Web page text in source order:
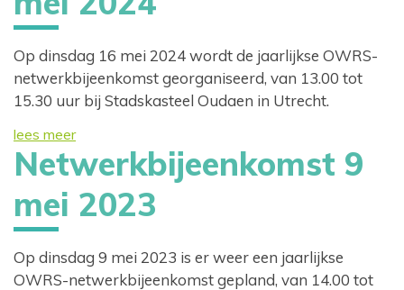
Op dinsdag 16 mei 2024 wordt de jaarlijkse OWRS-
netwerkbijeenkomst georganiseerd, van 13.00 tot
15.30 uur bij Stadskasteel Oudaen in Utrecht.
lees meer
Netwerkbijeenkomst 9
mei 2023
Op dinsdag 9 mei 2023 is er weer een jaarlijkse
OWRS-netwerkbijeenkomst gepland, van 14.00 tot